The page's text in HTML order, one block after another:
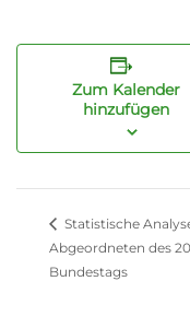
Zum Kalender
hinzufügen
Statistische
Abgeordneten des
Bundestags